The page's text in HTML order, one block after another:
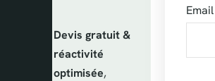
Devis gratuit &
réactivité
optimisée,
Email